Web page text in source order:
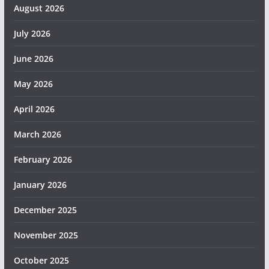
August 2026
July 2026
June 2026
May 2026
April 2026
March 2026
February 2026
January 2026
December 2025
November 2025
October 2025